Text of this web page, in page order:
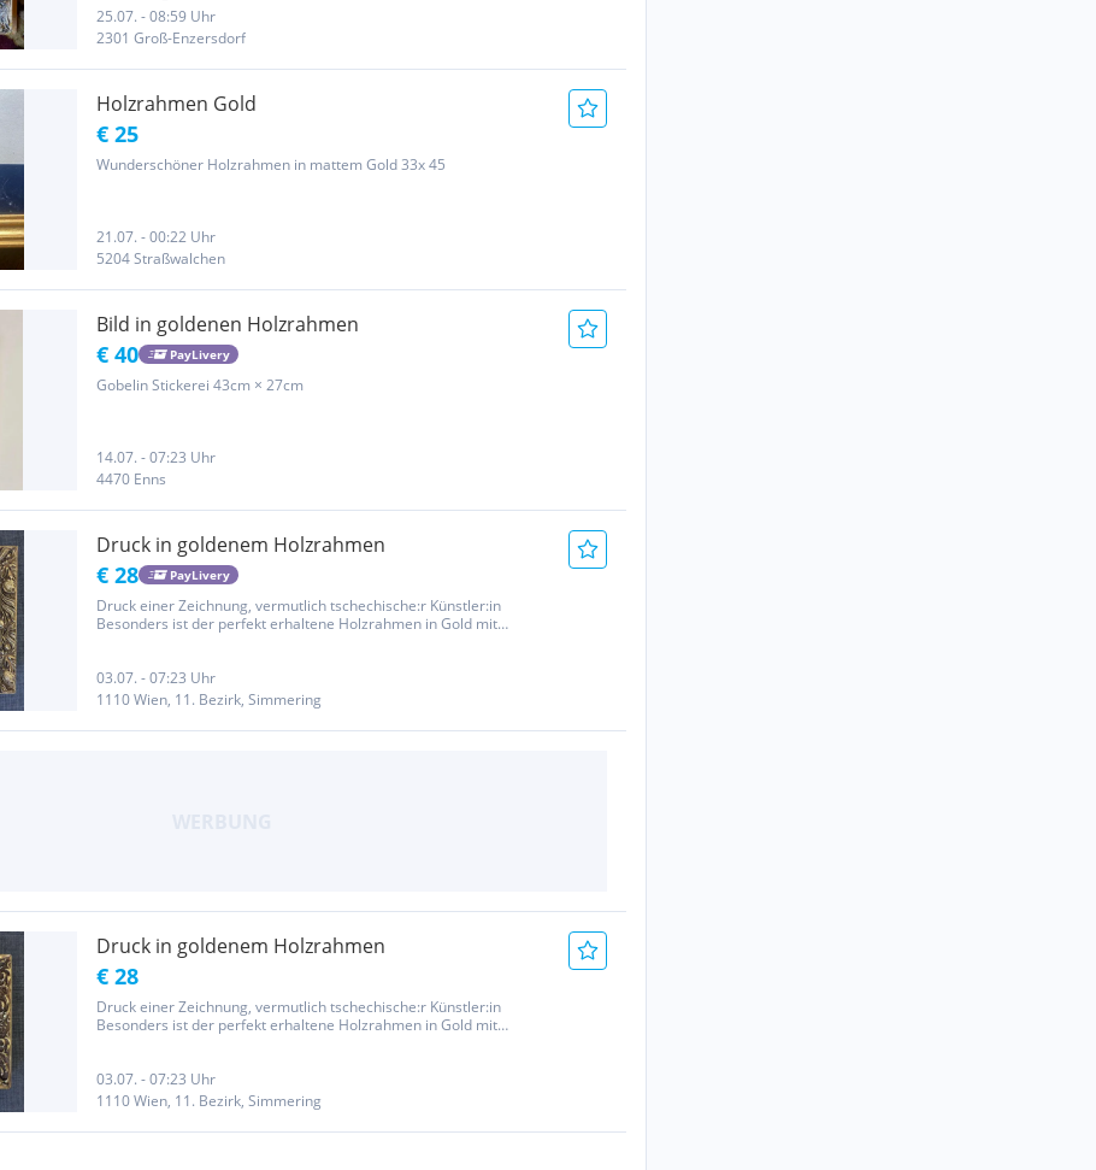
cm Das auf Holz gemalte Bild erhalten sie gratis dazu Preis:€ 120,-
Versand innerhalb Ö. € 7,- Übergabe im Donauzentrum 1220 Wien...
25.07. - 08:59 Uhr
2301 Groß-Enzersdorf
Holzrahmen Gold
€ 25
Wunderschöner Holzrahmen in mattem Gold 33x 45
21.07. - 00:22 Uhr
5204 Straßwalchen
Bild in goldenen Holzrahmen
€ 40 PayLivery
Gobelin Stickerei 43cm × 27cm
14.07. - 07:23 Uhr
4470 Enns
Druck in goldenem Holzrahmen
€ 28 PayLivery
Druck einer Zeichnung, vermutlich tschechische:r Künstler:in
Besonders ist der perfekt erhaltene Holzrahmen in Gold mit
03.07. - 07:23 Uhr
1110 Wien, 11. Bezirk, Simmering
Druck in goldenem Holzrahmen
€ 28
Druck einer Zeichnung, vermutlich tschechische:r Künstler:in
Besonders ist der perfekt erhaltene Holzrahmen in Gold mit
03.07. - 07:23 Uhr
1110 Wien, 11. Bezirk, Simmering